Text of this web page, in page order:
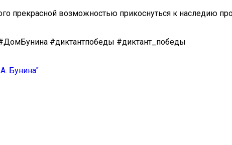
прекрасной возможностью прикоснуться к наследию
#диктантпобеды #диктант_победы
Бунина"